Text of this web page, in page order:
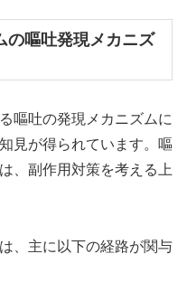
の嘔吐発現メカニズ
嘔吐の発現メカニズムに
見が得られています。嘔
、副作用対策を考える上
、主に以下の経路が関与